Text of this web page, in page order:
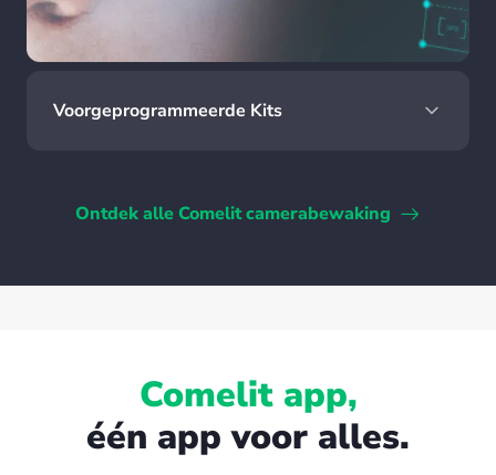
Voorgeprogrammeerde Kits
Ontdek alle Comelit camerabewaking
Comelit app,
één app voor alles.